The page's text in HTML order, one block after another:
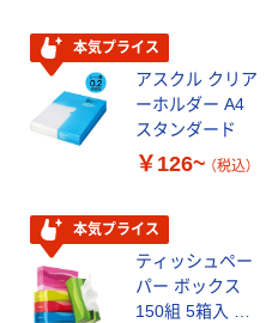
本気プライス
アスクル クリア
ーホルダー A4
スタンダード
￥126~ （税込）
本気プライス
ティッシュペー
パー ボックス
150組 5箱入 ア